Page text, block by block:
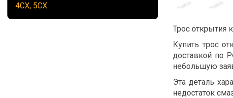
4CX, 5CX
Трос открытия
Купить трос
доставкой по
небольшую
Эта деталь
недостаток